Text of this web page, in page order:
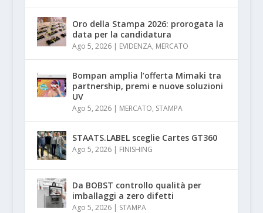
Oro della Stampa 2026: prorogata la
data per la candidatura
Ago 5, 2026| EVIDENZA, MERCATO
Bompan amplia l’offerta Mimaki tra
partnership, premi e nuove soluzioni
UV
Ago 5, 2026| MERCATO, STAMPA
STAATS.LABEL sceglie Cartes GT360
Ago 5, 2026| FINISHING
Da BOBST controllo qualità per
imballaggi a zero difetti
Ago 5, 2026| STAMPA